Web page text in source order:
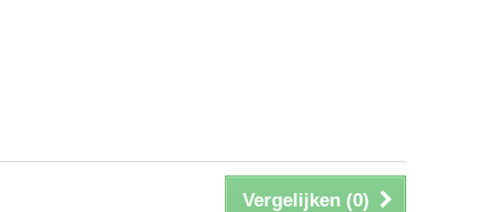
Vergelijken (0)